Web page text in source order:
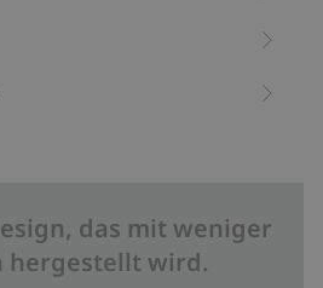
das mit weniger
hergestellt wird.